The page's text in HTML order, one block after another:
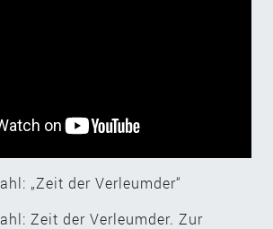
„Zeit der Verleumder“
Zeit der Verleumder. Zur